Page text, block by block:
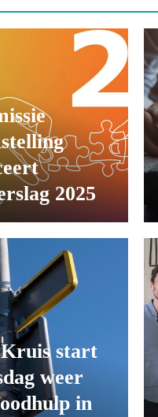
2025
start
weer
in